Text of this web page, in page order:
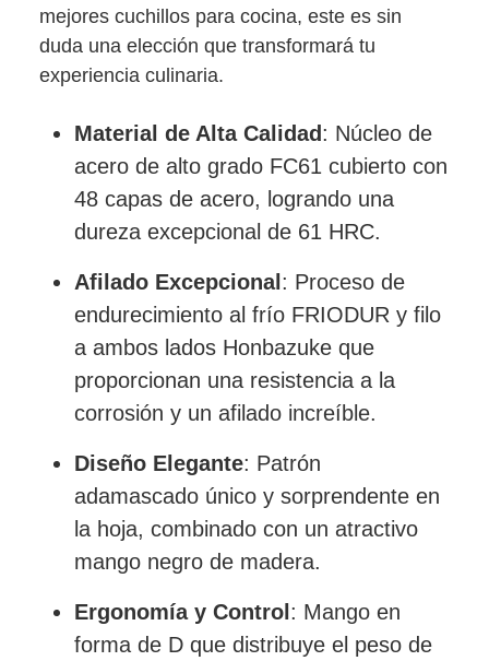
mejores cuchillos para cocina, este es sin
duda una elección que transformará tu
experiencia culinaria.
Material de Alta Calidad : Núcleo de
acero de alto grado FC61 cubierto con
48 capas de acero, logrando una
dureza excepcional de 61 HRC.
Afilado Excepcional : Proceso de
endurecimiento al frío FRIODUR y filo
a ambos lados Honbazuke que
proporcionan una resistencia a la
corrosión y un afilado increíble.
Diseño Elegante: Patrón
adamascado único y sorprendente en
la hoja, combinado con un atractivo
mango negro de madera.
Ergonomía y Control : Mango en
forma de D que distribuye el peso de